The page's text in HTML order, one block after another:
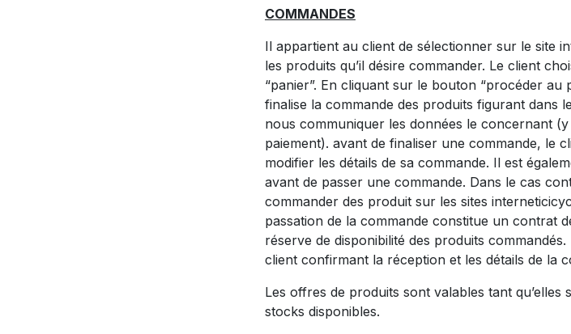
COMMANDES
Il appartient au client de sélectionner sur le site
les produits qu’il désire commander. Le client
“panier”. En cliquant sur le bouton “procéder au
finalise la commande des produits figurant dans
nous communiquer les données le concernant
paiement). avant de finaliser une commande, le
modifier les détails de sa commande. Il est
avant de passer une commande. Dans le cas
commander des produit sur les sites
passation de la commande constitue un contrat
réserve de disponibilité des produits
client confirmant la réception et les détails de la
Les offres de produits sont valables tant qu’elles
stocks disponibles.